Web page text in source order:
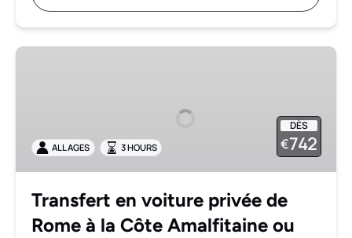
Transfert
Rome
à
Côte
Amalfitaine
DÈS
€742
ALL AGES 3 HOURS
Transfert en voiture privée de
Rome à la Côte Amalfitaine ou